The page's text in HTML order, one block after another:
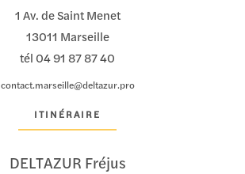
1 Av. de Saint Menet
13011 Marseille
tél04 91 87 87 40
contact.marseille@deltazur.pro
ITINÉRAIRE
DELTAZUR Fréjus